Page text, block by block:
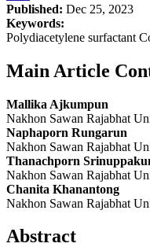
Published: Dec 25, 2023
Keywords:
Polydiacetylene surfactant
Main Article
Mallika Ajkumpun
Nakhon Sawan Rajabhat
Naphaporn Rungarun
Nakhon Sawan Rajabhat
Thanachporn
Nakhon Sawan Rajabhat
Chanita Khanantong
Nakhon Sawan Rajabhat
Abstract